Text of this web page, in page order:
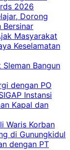
2026
Dorong
Bersinar
Masyarakat
Keselamatan
Bangun
dengan PO
Instansi
Kapal dan
Waris Korban
di Gunungkidul
dengan PT